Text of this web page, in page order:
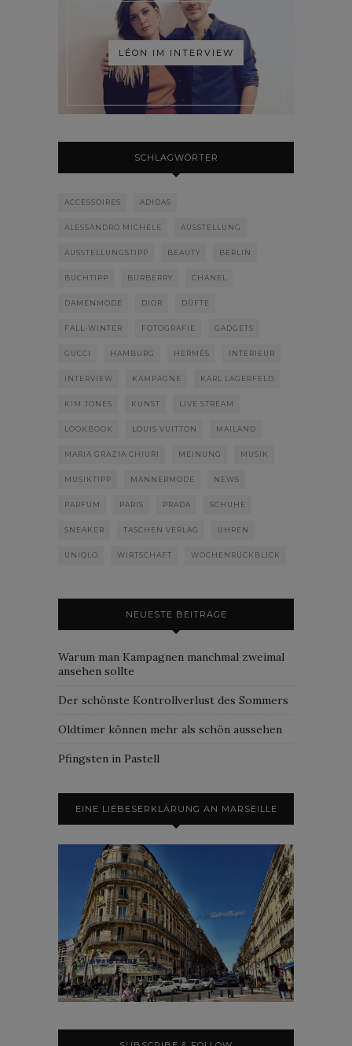
LÉON IM INTERVIEW
SCHLAGWÖRTER
ACCESSOIRES ADIDAS
ALESSANDRO MICHELE AUSSTELLUNG
AUSSTELLUNGSTIPP BEAUTY BERLIN
BUCHTIPP BURBERRY CHANEL
DAMENMODE DIOR DÜFTE
FALL-WINTER FOTOGRAFIE GADGETS
GUCCI HAMBURG HERMÈS INTERIEUR
INTERVIEW KAMPAGNE KARL LAGERFELD
KIM JONES KUNST LIVE STREAM
LOOKBOOK LOUIS VUITTON MAILAND
MARIA GRAZIA CHIURI MEINUNG MUSIK
MUSIKTIPP MÄNNERMODE NEWS
PARFUM PARIS PRADA SCHUHE
SNEAKER TASCHEN VERLAG UHREN
UNIQLO WIRTSCHAFT WOCHENRÜCKBLICK
NEUESTE BEITRÄGE
Warum man Kampagnen manchmal zweimal
ansehen sollte
Der schönste Kontrollverlust des Sommers
Oldtimer können mehr als schön aussehen
Pfingsten in Pastell
EINE LIEBESERKLÄRUNG AN MARSEILLE